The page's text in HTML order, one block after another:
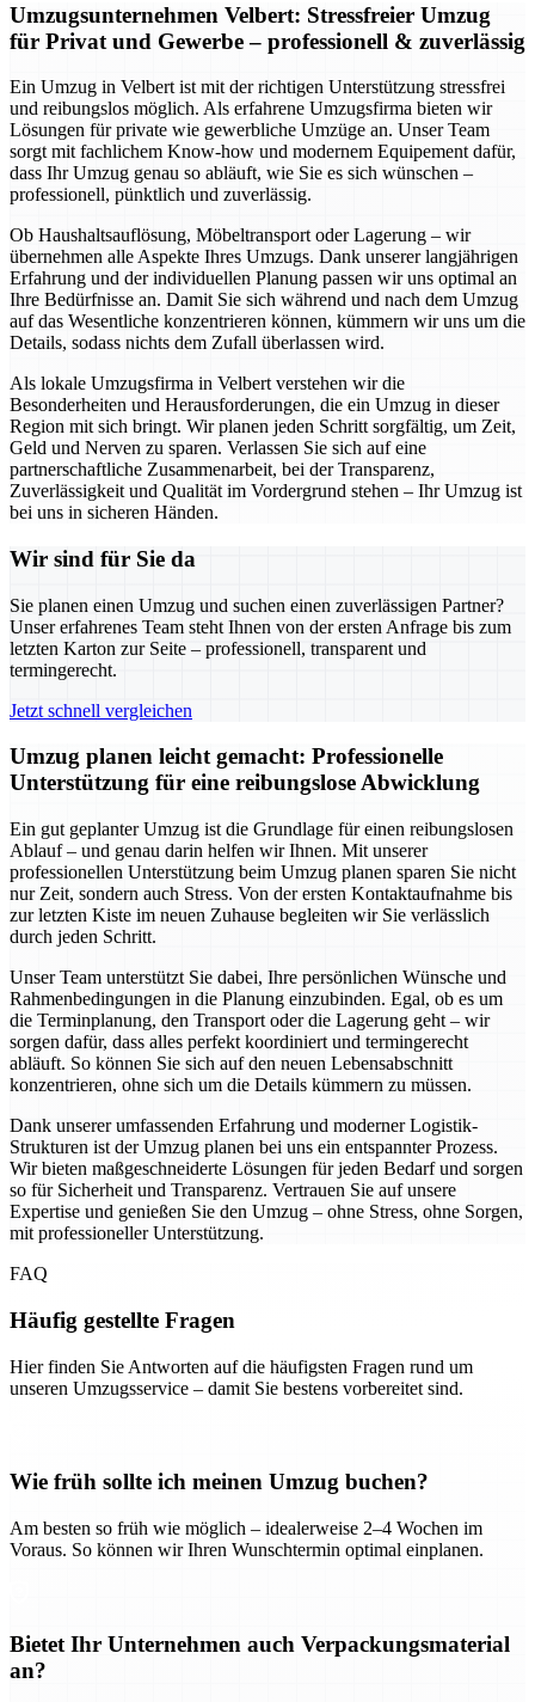
Umzugsunternehmen Velbert: Stressfreier Umzug
für Privat und Gewerbe – professionell & zuverlässig
Ein Umzug in Velbert ist mit der richtigen Unterstützung stressfrei
und reibungslos möglich. Als erfahrene Umzugsfirma bieten wir
Lösungen für private wie gewerbliche Umzüge an. Unser Team
sorgt mit fachlichem Know-how und modernem Equipement dafür,
dass Ihr Umzug genau so abläuft, wie Sie es sich wünschen –
professionell, pünktlich und zuverlässig.
Ob Haushaltsauflösung, Möbeltransport oder Lagerung – wir
übernehmen alle Aspekte Ihres Umzugs. Dank unserer langjährigen
Erfahrung und der individuellen Planung passen wir uns optimal an
Ihre Bedürfnisse an. Damit Sie sich während und nach dem Umzug
auf das Wesentliche konzentrieren können, kümmern wir uns um die
Details, sodass nichts dem Zufall überlassen wird.
Als lokale Umzugsfirma in Velbert verstehen wir die
Besonderheiten und Herausforderungen, die ein Umzug in dieser
Region mit sich bringt. Wir planen jeden Schritt sorgfältig, um Zeit,
Geld und Nerven zu sparen. Verlassen Sie sich auf eine
partnerschaftliche Zusammenarbeit, bei der Transparenz,
Zuverlässigkeit und Qualität im Vordergrund stehen – Ihr Umzug ist
bei uns in sicheren Händen.
Wir sind für Sie da
Sie planen einen Umzug und suchen einen zuverlässigen Partner?
Unser erfahrenes Team steht Ihnen von der ersten Anfrage bis zum
letzten Karton zur Seite – professionell, transparent und
termingerecht.
Jetzt schnell vergleichen
Umzug planen leicht gemacht: Professionelle
Unterstützung für eine reibungslose Abwicklung
Ein gut geplanter Umzug ist die Grundlage für einen reibungslosen
Ablauf – und genau darin helfen wir Ihnen. Mit unserer
professionellen Unterstützung beim Umzug planen sparen Sie nicht
nur Zeit, sondern auch Stress. Von der ersten Kontaktaufnahme bis
zur letzten Kiste im neuen Zuhause begleiten wir Sie verlässlich
durch jeden Schritt.
Unser Team unterstützt Sie dabei, Ihre persönlichen Wünsche und
Rahmenbedingungen in die Planung einzubinden. Egal, ob es um
die Terminplanung, den Transport oder die Lagerung geht – wir
sorgen dafür, dass alles perfekt koordiniert und termingerecht
abläuft. So können Sie sich auf den neuen Lebensabschnitt
konzentrieren, ohne sich um die Details kümmern zu müssen.
Dank unserer umfassenden Erfahrung und moderner Logistik-
Strukturen ist der Umzug planen bei uns ein entspannter Prozess.
Wir bieten maßgeschneiderte Lösungen für jeden Bedarf und sorgen
so für Sicherheit und Transparenz. Vertrauen Sie auf unsere
Expertise und genießen Sie den Umzug – ohne Stress, ohne Sorgen,
mit professioneller Unterstützung.
FAQ
Häufig gestellte Fragen
Hier finden Sie Antworten auf die häufigsten Fragen rund um
unseren Umzugsservice – damit Sie bestens vorbereitet sind.
Wie früh sollte ich meinen Umzug buchen?
Am besten so früh wie möglich – idealerweise 2–4 Wochen im
Voraus. So können wir Ihren Wunschtermin optimal einplanen.
Bietet Ihr Unternehmen auch Verpackungsmaterial
an?